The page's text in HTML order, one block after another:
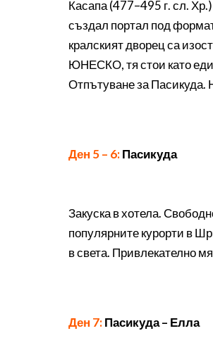
Касапа (477–495 г. сл.
създал портал под
кралският дворец са
ЮНЕСКО, тя стои като
Отпътуване за Пасикуда.
Ден 5 – 6:Пасикуда
Закуска в хотела.
популярните курорти в
в света. Привлекателно
Ден 7:Пасикуда – Елла